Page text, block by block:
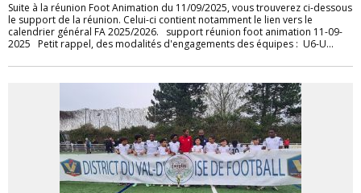
Suite à la réunion Foot Animation du 11/09/2025, vous trouverez ci-dessous
le support de la réunion. Celui-ci contient notamment le lien vers le
calendrier général FA 2025/2026. support réunion foot animation 11-09-
2025 Petit rappel, des modalités d'engagements des équipes : U6-U...